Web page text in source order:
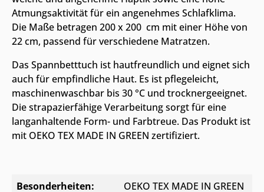
Atmungsaktivität für ein angenehmes Schlafklima.
Die Maße betragen 200 x 200 cm mit einer Höhe von
22 cm, passend für verschiedene Matratzen.
Das Spannbetttuch ist hautfreundlich und eignet sich
auch für empfindliche Haut. Es ist pflegeleicht,
maschinenwaschbar bis 30 °C und trocknergeeignet.
Die strapazierfähige Verarbeitung sorgt für eine
langanhaltende Form- und Farbtreue. Das Produkt ist
mit OEKO TEX MADE IN GREEN zertifiziert.
Besonderheiten:
OEKO TEX MADE IN GREEN